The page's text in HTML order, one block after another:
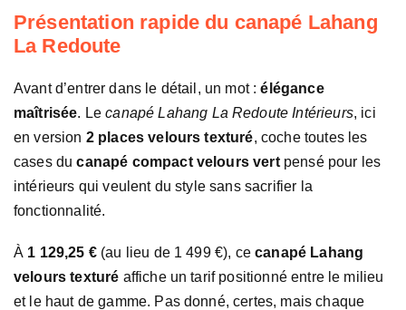
Présentation rapide du canapé Lahang
La Redoute
Avant d’entrer dans le détail, un mot :élégance
maîtrisée. Lecanapé Lahang La Redoute Intérieurs, ici
en version 2 places velours texturé, coche toutes les
cases ducanapé compact velours vertpensé pour les
intérieurs qui veulent du style sans sacrifier la
fonctionnalité.
À 1 129,25 €(au lieu de 1 499 €), cecanapé Lahang
velours texturé affiche un tarif positionné entre le milieu
et le haut de gamme. Pas donné, certes, mais chaque